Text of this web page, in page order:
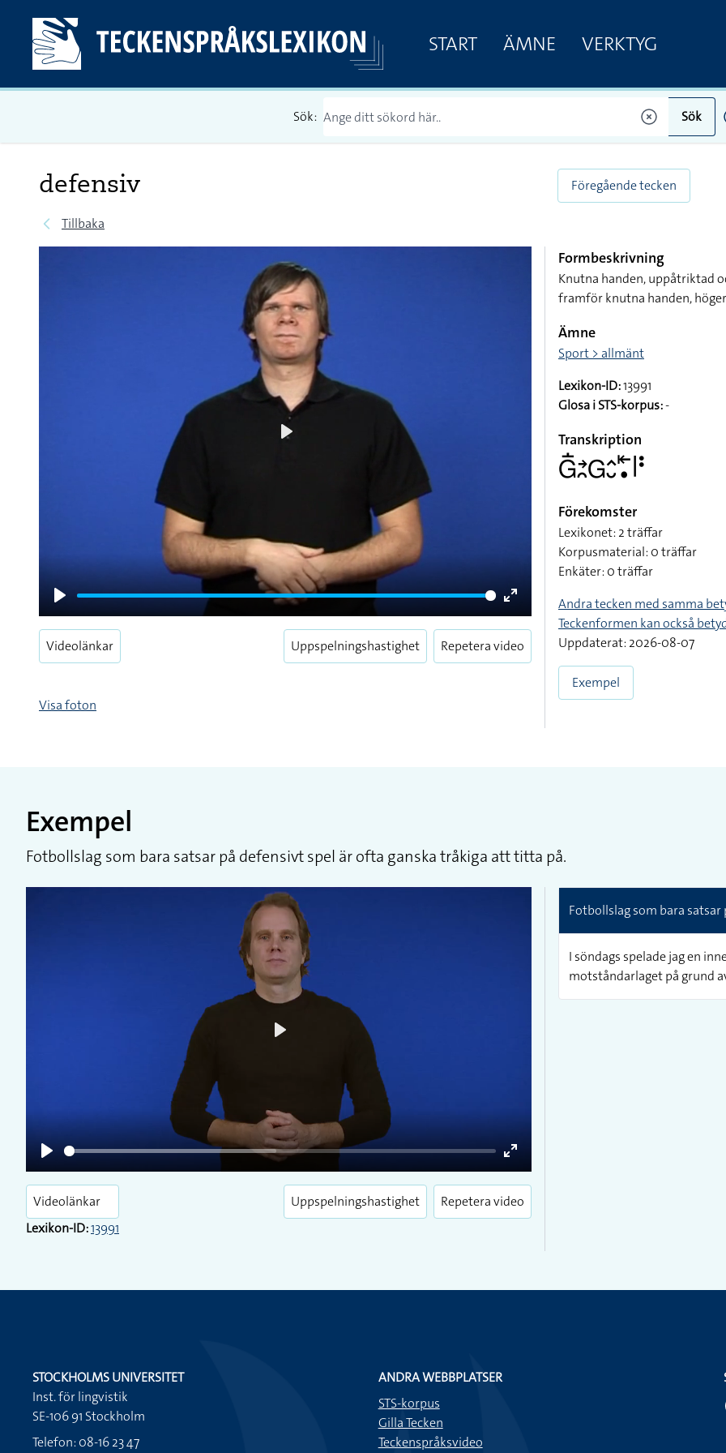
START ÄMNE VERKTYG
Sök: Sök
defensiv
Tillbaka
Föregående tecken
Play
Enter
fullscreen
Videolänkar Uppspelningshastighet Repetera video
Visa foton
Formbeskrivning
Knutna handen, uppåtriktad
framför knutna handen,
Ämne
Sport > allmänt
Lexikon-ID:13991
Glosa i STS-korpus:-
Transkription
􌤦􌥛􌥔􌥘􌤦􌤵􌤷􌥩􌥡􌥼􌥻
Förekomster
Lexikonet: 2 träffar
Korpusmaterial: 0 träffar
Enkäter: 0 träffar
Andra tecken med samma
Teckenformen kan också
Uppdaterat: 2026-08-07
Exempel
Exempel
Fotbollslag som bara satsar på defensivt spel är ofta ganska tråkiga att titta på.
Play
Enter
fullscreen
Videolänkar
Lexikon-ID:13991
Uppspelningshastighet Repetera video
Fotbollslag som bara
I söndags spelade jag en
motståndarlaget på grund
STOCKHOLMS UNIVERSITET
Inst. för lingvistik
SE-106 91 Stockholm
Telefon: 08-16 23 47
ANDRA WEBBPLATSER
STS-korpus
Gilla Tecken
Teckenspråksvideo